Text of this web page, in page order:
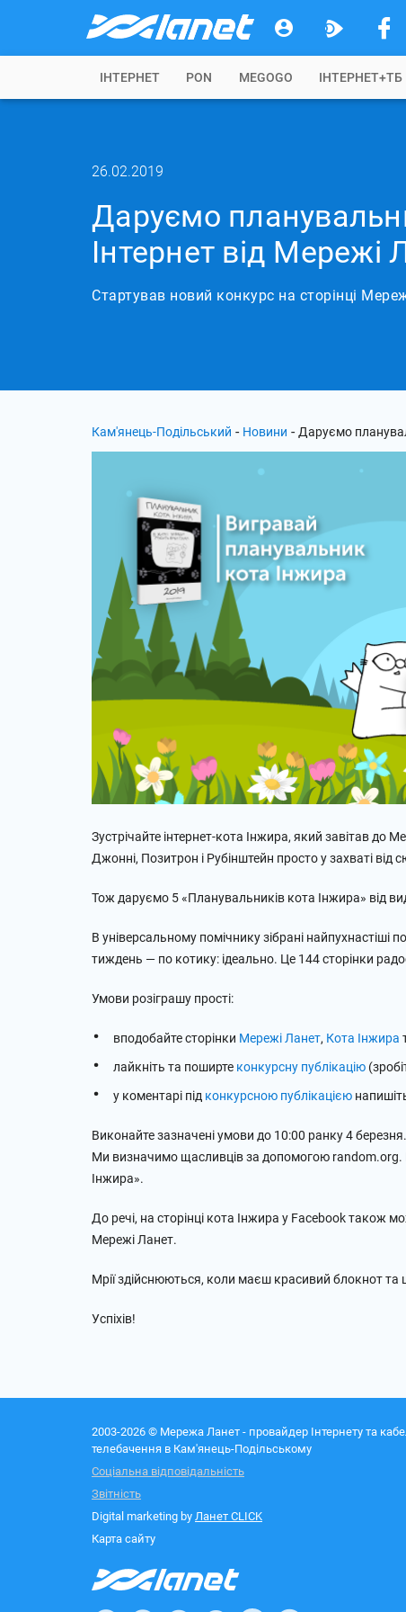
IНТЕРНЕТ PON MEGOGO ІНТЕРНЕТ+ТБ
26.02.2019
Даруємо
Інтернет від Мережі
Стартував новий конкурс на сторінці
Кам'янець-Подільський - Новини - Даруємо
Зустрічайте інтернет-кота Інжира, який завітав
Джонні, Позитрон і Рубінштейн просто у захваті від
Тож даруємо 5 «Планувальників кота Інжира» від
В універсальному помічнику зібрані
тиждень — по котику: ідеально. Це 144 сторінки
Умови розіграшу прості:
вподобайте сторінки Мережі Ланет, Кота Інжира
лайкніть та поширте конкурсну публікацію
у коментарі під конкурсною публікацією
Виконайте зазначені умови до 10:00 ранку 4
Ми визначимо щасливців за допомогою random.org.
Інжира».
До речі, на сторінці кота Інжира у Facebook також
Мережі Ланет.
Мрії здійснюються, коли маєш красивий блокнот та
Успіхів!
2003-2026 © Мережа Ланет - провайдер Інтернету та
телебачення в Кам'янець-Подільському
Соціальна відповідальність
Звітність
Digital marketing by Ланет CLICK
Карта сайту